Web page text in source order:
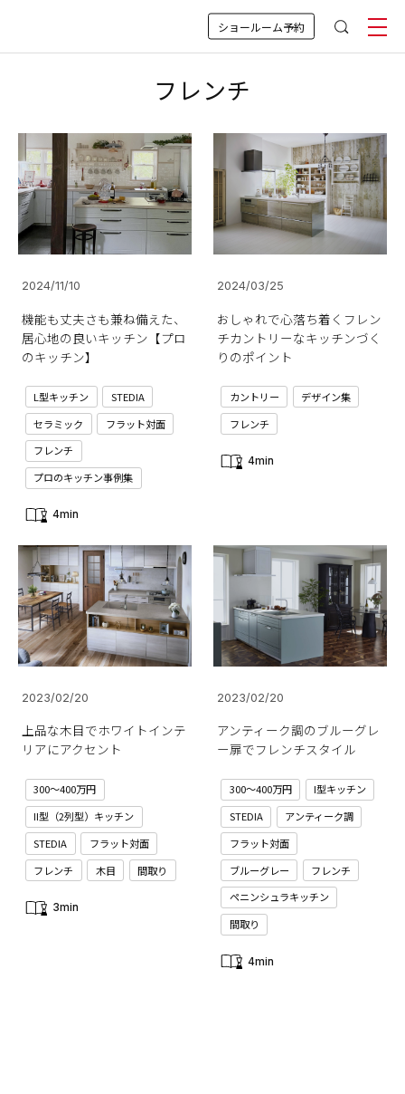
ショールーム予約
フレンチ
2024/11/10
機能も丈夫さも兼ね備えた、
居心地の良いキッチン【プロ
のキッチン】
L型キッチン
STEDIA
セラミック
フラット対面
フレンチ
プロのキッチン事例集
4min
2024/03/25
おしゃれで心落ち着くフレン
チカントリーなキッチンづく
りのポイント
カントリー
デザイン集
フレンチ
4min
2023/02/20
上品な木目でホワイトインテ
リアにアクセント
300～400万円
II型（2列型）キッチン
STEDIA
フラット対面
フレンチ
木目 間取り
3min
2023/02/20
アンティーク調のブルーグレ
ー扉でフレンチスタイル
300～400万円
I型キッチン
STEDIA
アンティーク調
フラット対面
ブルーグレー
フレンチ
ペニンシュラキッチン
間取り
4min